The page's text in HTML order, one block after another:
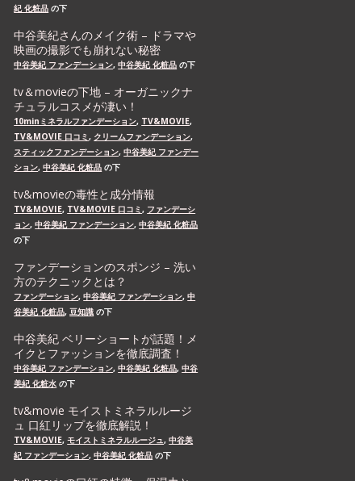
紀 化粧品 の下
中谷美紀さんのメイク術 – ドラマや
映画の撮影でも崩れない秘密
中谷美紀 ファンデーション,中谷美紀 化粧品 の下
tv＆movieの下地 – オーガニックナ
チュラルコスメが凄い！
10minミネラルファンデーション, TV&MOVIE,
TV&MOVIE 口コミ, クリームファンデーション,
スティックファンデーション,中谷美紀 ファンデー
ション,中谷美紀 化粧品 の下
tv&movieの毒性と成分情報
TV&MOVIE, TV&MOVIE 口コミ, ファンデーシ
ョン,中谷美紀 ファンデーション,中谷美紀 化粧品
の下
ファンデーションのスポンジ – 洗い
方のテクニックとは？
ファンデーション,中谷美紀 ファンデーション,中
谷美紀 化粧品,豆知識 の下
中谷美紀 ベリーショートが話題！メ
イクとファッションを徹底調査！
中谷美紀 ファンデーション,中谷美紀 化粧品,中谷
美紀 化粧水 の下
tv&movie モイストミネラルルージ
ュ 口紅リップを徹底解説！
TV&MOVIE,モイストミネラルルージュ,中谷美
紀 ファンデーション,中谷美紀 化粧品 の下